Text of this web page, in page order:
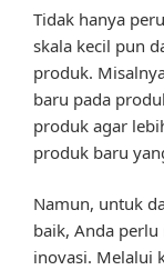
Tidak hanya
skala kecil pun
produk.
baru pada
produk agar
produk baru
Namun, untuk
baik, Anda
inovasi. Melalui